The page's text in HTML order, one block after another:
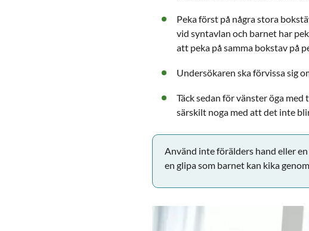
Peka först på några stora
vid syntavlan och barnet har
att peka på samma bokstav på
Undersökaren ska förvissa sig
Täck sedan för vänster öga
särskilt noga med att det inte
Använd inte förälders hand eller
en glipa som barnet kan kika